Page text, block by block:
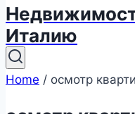
Италию
Home / осмотр